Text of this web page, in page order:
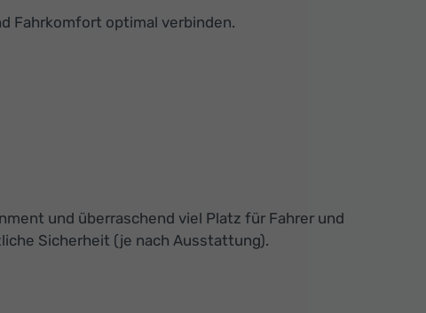
Fahrkomfort optimal verbinden.
und überraschend viel Platz für Fahrer und
Sicherheit (je nach Ausstattung).